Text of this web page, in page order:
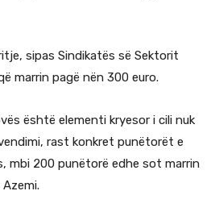
sipas Sindikatës së Sektorit
marrin pagë nën 300 euro.
është elementi kryesor i cili nuk
rast konkret punëtorët e
mbi 200 punëtorë edhe sot marrin